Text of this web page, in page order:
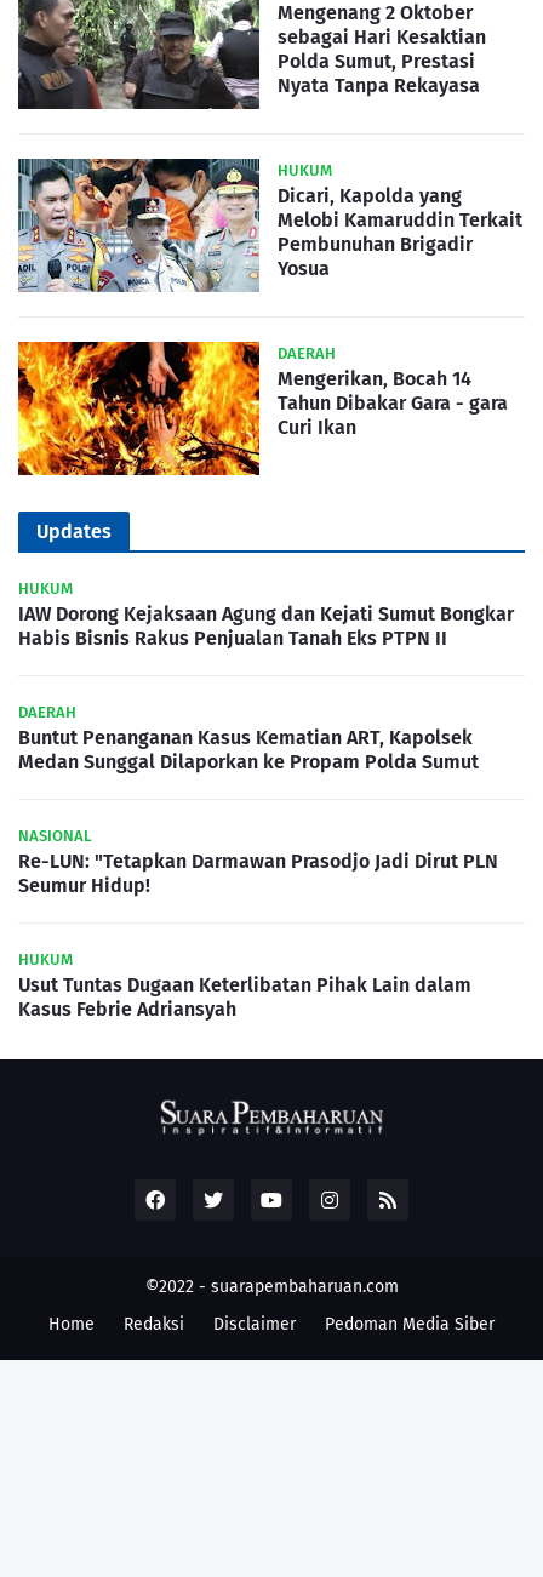
Mengenang 2 Oktober
sebagai Hari Kesaktian
Polda Sumut, Prestasi
Nyata Tanpa Rekayasa
HUKUM
Dicari, Kapolda yang
Melobi Kamaruddin Terkait
Pembunuhan Brigadir
Yosua
DAERAH
Mengerikan, Bocah 14
Tahun Dibakar Gara - gara
Curi Ikan
Updates
HUKUM
IAW Dorong Kejaksaan Agung dan Kejati Sumut Bongkar
Habis Bisnis Rakus Penjualan Tanah Eks PTPN II
DAERAH
Buntut Penanganan Kasus Kematian ART, Kapolsek
Medan Sunggal Dilaporkan ke Propam Polda Sumut
NASIONAL
Re-LUN: "Tetapkan Darmawan Prasodjo Jadi Dirut PLN
Seumur Hidup!
HUKUM
Usut Tuntas Dugaan Keterlibatan Pihak Lain dalam
Kasus Febrie Adriansyah
©2022 - suarapembaharuan.com
Home
Redaksi Disclaimer Pedoman Media Siber